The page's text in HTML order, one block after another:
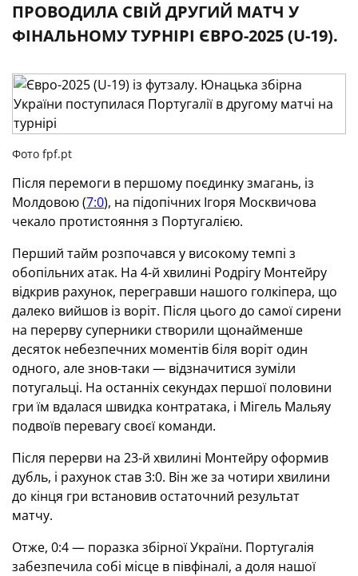
ПРОВОДИЛА СВІЙ ДРУГИЙ МАТЧ У
ФІНАЛЬНОМУ ТУРНІРІ ЄВРО-2025 (U-19).
Фото fpf.pt
Після перемоги в першому поєдинку змагань, із
Молдовою (7:0), на підопічних Ігоря Москвичова
чекало протистояння з Португалією.
Перший тайм розпочався у високому темпі з
обопільних атак. На 4-й хвилині Родрігу Монтейру
відкрив рахунок, перегравши нашого голкіпера, що
далеко вийшов із воріт. Після цього до самої сирени
на перерву суперники створили щонайменше
десяток небезпечних моментів біля воріт один
одного, але знов-таки — відзначитися зуміли
потугальці. На останніх секундах першої половини
гри їм вдалася швидка контратака, і Мігель Мальяу
подвоїв перевагу своєї команди.
Після перерви на 23-й хвилині Монтейру оформив
дубль, і рахунок став 3:0. Він же за чотири хвилини
до кінця гри встановив остаточний результат
матчу.
Отже, 0:4 — поразка збірної України. Португалія
забезпечила собі місце в півфіналі, а доля нашої